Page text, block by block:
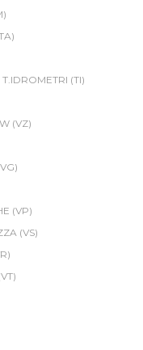
(TI)
(VZ)
(VP)
(VS)